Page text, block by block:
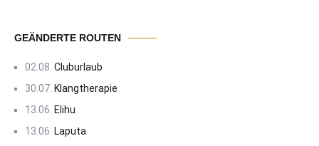
GEÄNDERTE ROUTEN
02.08. Cluburlaub
30.07. Klangtherapie
13.06. Elihu
13.06. Laputa